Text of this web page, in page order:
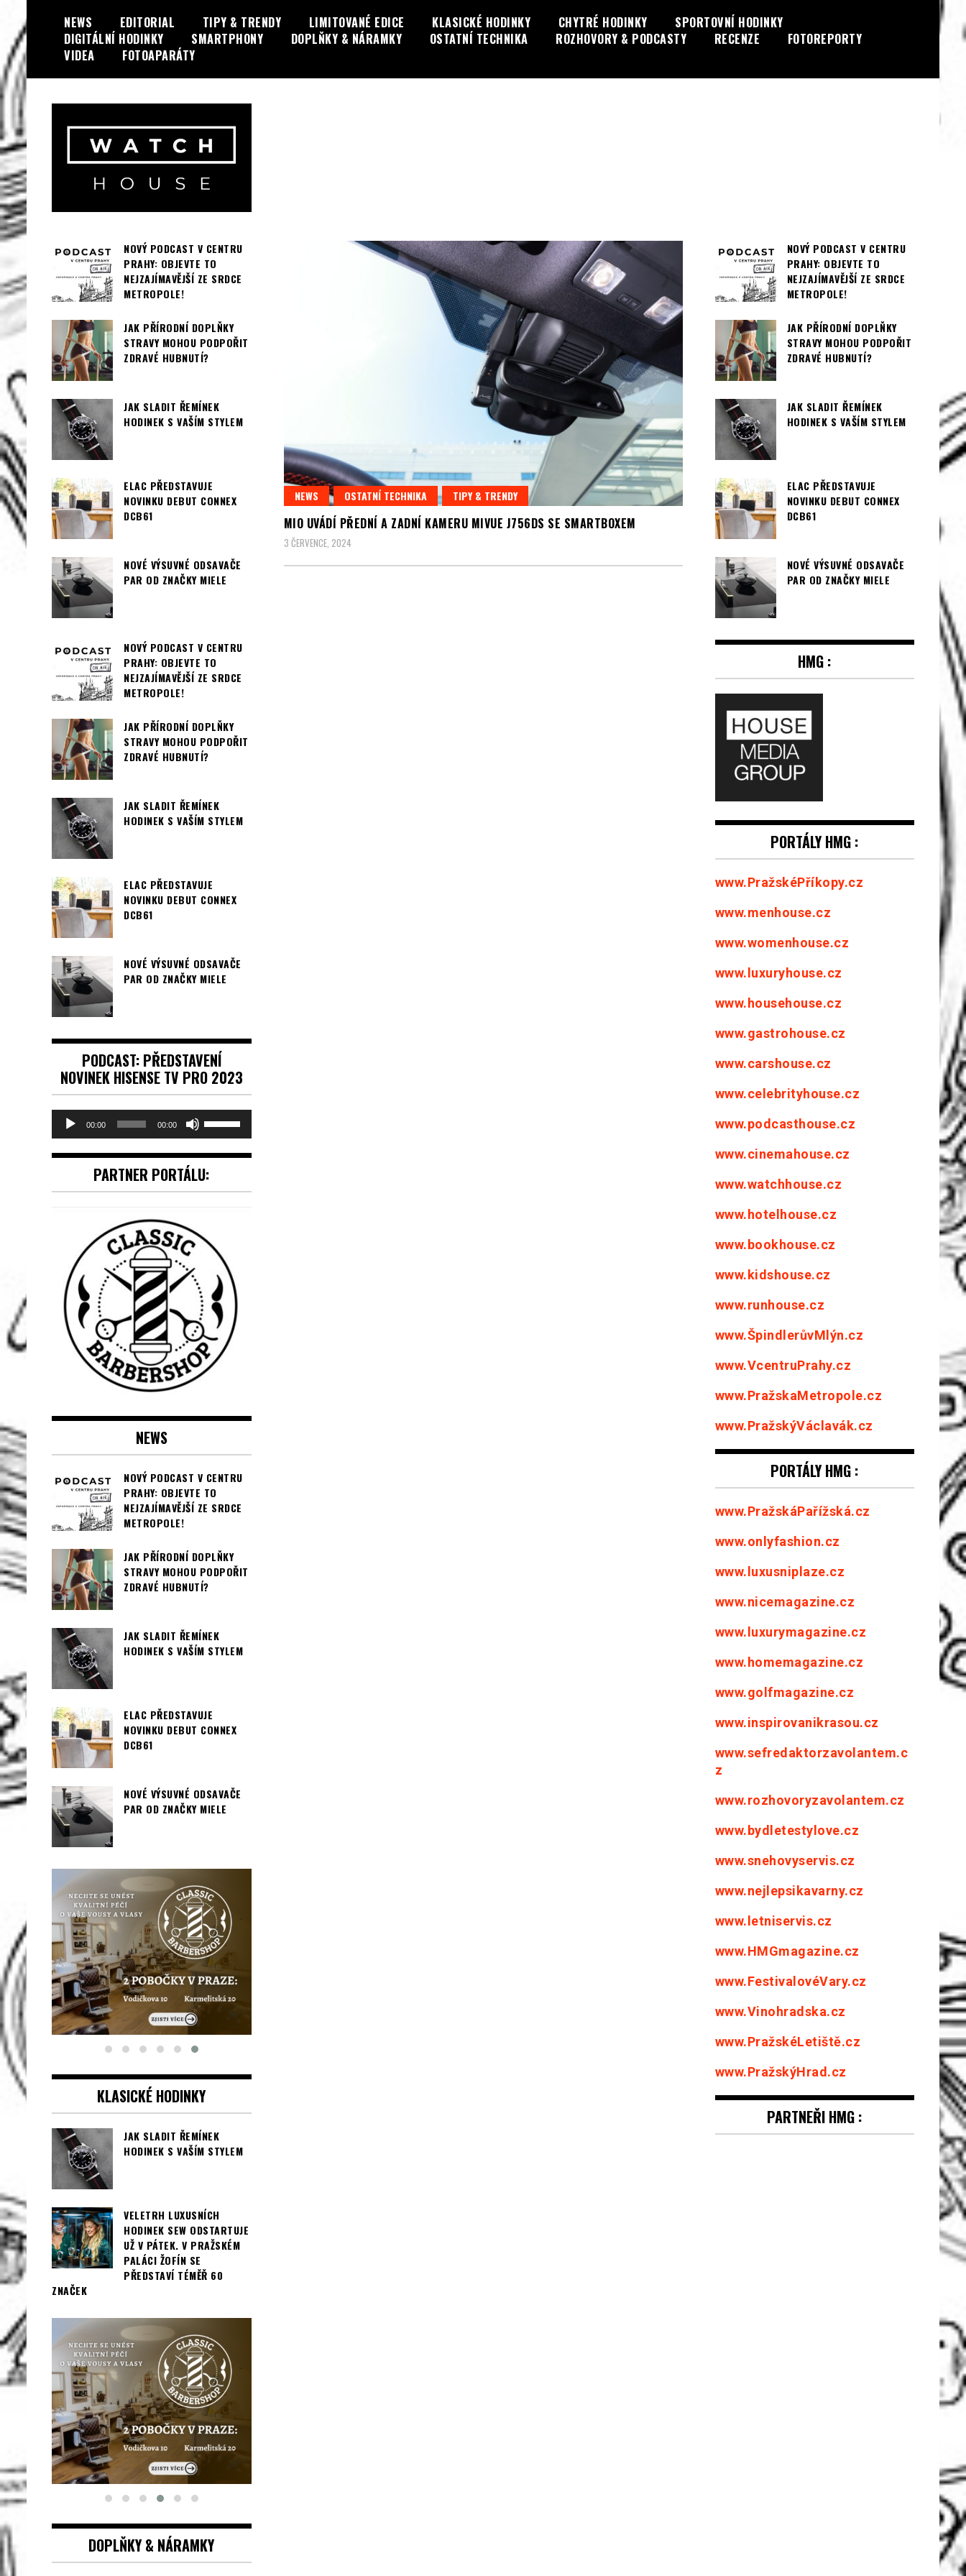
to
content
NEWS EDITORIAL TIPY & TRENDY LIMITOVANÉ EDICE KLASICKÉ HODINKY CHYTRÉ HODINKY
SPORTOVNÍ HODINKY
DIGITÁLNÍ HODINKY
SMARTPHONY DOPLŇKY & NÁRAMKY OSTATNÍ TECHNIKA ROZHOVORY & PODCASTY RECENZE
FOTOREPORTY
VIDEA
FOTOAPARÁTY
WatchHouse.cz
NEWS OSTATNÍ TECHNIKA TIPY & TRENDY
MIO UVÁDÍ PŘEDNÍ A ZADNÍ KAMERU MIVUE J756DS SE SMARTBOXEM
3 ČERVENCE, 2024
NOVÝ PODCAST V CENTRU
PRAHY: OBJEVTE TO
NEJZAJÍMAVĚJŠÍ ZE SRDCE
METROPOLE!
JAK PŘÍRODNÍ DOPLŇKY
STRAVY MOHOU PODPOŘIT
ZDRAVÉ HUBNUTÍ?
JAK SLADIT ŘEMÍNEK
HODINEK S VAŠÍM STYLEM
ELAC PŘEDSTAVUJE
NOVINKU DEBUT CONNEX
DCB61
NOVÉ VÝSUVNÉ ODSAVAČE
PAR OD ZNAČKY MIELE
NOVÝ PODCAST V CENTRU
PRAHY: OBJEVTE TO
NEJZAJÍMAVĚJŠÍ ZE SRDCE
METROPOLE!
JAK PŘÍRODNÍ DOPLŇKY
STRAVY MOHOU PODPOŘIT
ZDRAVÉ HUBNUTÍ?
JAK SLADIT ŘEMÍNEK
HODINEK S VAŠÍM STYLEM
ELAC PŘEDSTAVUJE
NOVINKU DEBUT CONNEX
DCB61
NOVÉ VÝSUVNÉ ODSAVAČE
PAR OD ZNAČKY MIELE
PODCAST: PŘEDSTAVENÍ
NOVINEK HISENSE TV PRO 2023
Audio
přehrávač
00:00 00:00
šipek
nahoru/dolů
zvýšíte
nebo
hlasitosti.
PARTNER PORTÁLU:
NEWS
NOVÝ PODCAST V CENTRU
PRAHY: OBJEVTE TO
NEJZAJÍMAVĚJŠÍ ZE SRDCE
METROPOLE!
JAK PŘÍRODNÍ DOPLŇKY
STRAVY MOHOU PODPOŘIT
ZDRAVÉ HUBNUTÍ?
JAK SLADIT ŘEMÍNEK
HODINEK S VAŠÍM STYLEM
ELAC PŘEDSTAVUJE
NOVINKU DEBUT CONNEX
DCB61
NOVÉ VÝSUVNÉ ODSAVAČE
PAR OD ZNAČKY MIELE
KLASICKÉ HODINKY
JAK SLADIT ŘEMÍNEK
HODINEK S VAŠÍM STYLEM
VELETRH LUXUSNÍCH
HODINEK SEW ODSTARTUJE
UŽ V PÁTEK. V PRAŽSKÉM
PALÁCI ŽOFÍN SE
PŘEDSTAVÍ TÉMĚŘ 60
ZNAČEK
DOPLŇKY & NÁRAMKY
NOVÝ PODCAST V CENTRU
PRAHY: OBJEVTE TO
NEJZAJÍMAVĚJŠÍ ZE SRDCE
METROPOLE!
JAK PŘÍRODNÍ DOPLŇKY
STRAVY MOHOU PODPOŘIT
ZDRAVÉ HUBNUTÍ?
JAK SLADIT ŘEMÍNEK
HODINEK S VAŠÍM STYLEM
ELAC PŘEDSTAVUJE
NOVINKU DEBUT CONNEX
DCB61
NOVÉ VÝSUVNÉ ODSAVAČE
PAR OD ZNAČKY MIELE
HMG :
PORTÁLY HMG :
www.PražskéPříkopy.cz
www.menhouse.cz
www.womenhouse.cz
www.luxuryhouse.cz
www.househouse.cz
www.gastrohouse.cz
www.carshouse.cz
www.celebrityhouse.cz
www.podcasthouse.cz
www.cinemahouse.cz
www.watchhouse.cz
www.hotelhouse.cz
www.bookhouse.cz
www.kidshouse.cz
www.runhouse.cz
www.ŠpindlerůvMlýn.cz
www.VcentruPrahy.cz
www.PražskaMetropole.cz
www.PražskýVáclavák.cz
PORTÁLY HMG :
www.PražskáPařížská.cz
www.onlyfashion.cz
www.luxusniplaze.cz
www.nicemagazine.cz
www.luxurymagazine.cz
www.homemagazine.cz
www.golfmagazine.cz
www.inspirovanikrasou.cz
www.sefredaktorzavolantem.c
z
www.rozhovoryzavolantem.cz
www.bydletestylove.cz
www.snehovyservis.cz
www.nejlepsikavarny.cz
www.letniservis.cz
www.HMGmagazine.cz
www.FestivalovéVary.cz
www.Vinohradska.cz
www.PražskéLetiště.cz
www.PražskýHrad.cz
PARTNEŘI HMG :